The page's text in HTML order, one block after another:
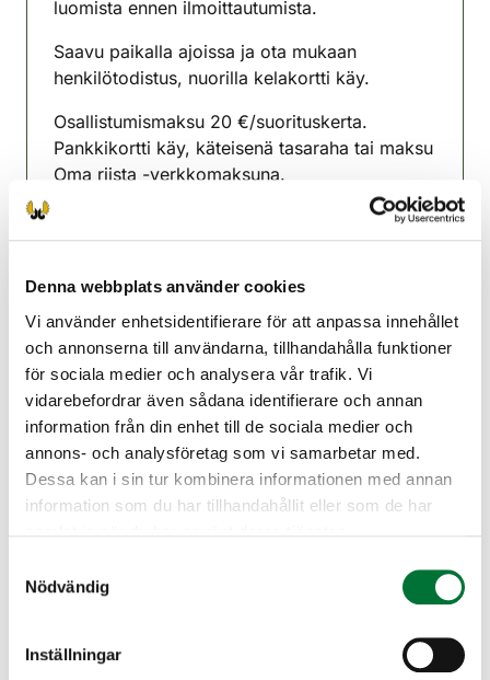
Denna webbplats använder cookies
Vi använder enhetsidentifierare för att anpassa innehållet
och annonserna till användarna, tillhandahålla funktioner
för sociala medier och analysera vår trafik. Vi
vidarebefordrar även sådana identifierare och annan
information från din enhet till de sociala medier och
annons- och analysföretag som vi samarbetar med.
Dessa kan i sin tur kombinera informationen med annan
information som du har tillhandahållit eller som de har
Nödvändig
Inställningar
luomista ennen ilmoittautumista.
Saavu paikalla ajoissa ja ota mukaan
henkilötodistus, nuorilla kelakortti käy.
Osallistumismaksu 20 €/suorituskerta.
Pankkikortti käy, käteisenä tasaraha tai maksu
Oma riista -verkkomaksuna.
Tutkinnon voi suorittaa paperilomakkeella tai
sähköisesti omalla päätelaitteella
haluat suorittaa tutkinnon omalla
päätelaitteellasi, huolehdi siitä, että laitteesi
akku on täyteen ladattu ja että käytössäsi on
toimiva verkkoyhteys.
Jos teet kokeen paperisena, varaa mukaan
lyijykynä ja kumi.
Perhonjokilaakso jaktvårdsförening
Erja 040 5479 308